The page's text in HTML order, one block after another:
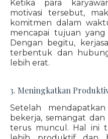
Ketika para
motivasi tersebut,
komitmen dalam
mencapai tujuan yang
Dengan begitu,
terbentuk dan
lebih erat.
3. Meningkatkan
Setelah
bekerja, semangat
terus muncul. Hal ini